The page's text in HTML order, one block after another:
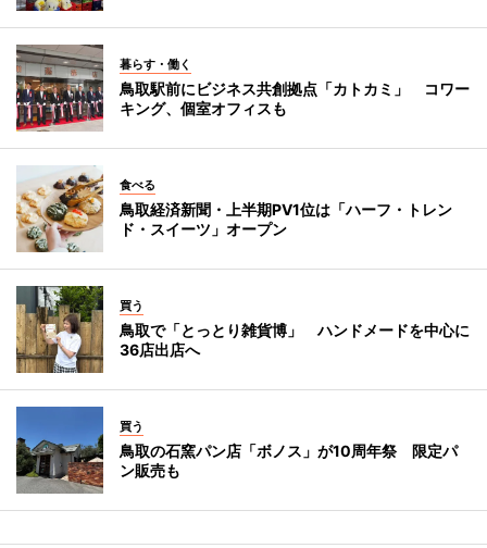
暮らす・働く
鳥取駅前にビジネス共創拠点「カトカミ」 コワー
キング、個室オフィスも
食べる
鳥取経済新聞・上半期PV1位は「ハーフ・トレン
ド・スイーツ」オープン
買う
鳥取で「とっとり雑貨博」 ハンドメードを中心に
36店出店へ
買う
鳥取の石窯パン店「ボノス」が10周年祭 限定パ
ン販売も